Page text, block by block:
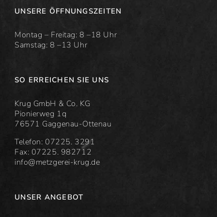
UNSERE ÖFFNUNGSZEITEN
Montag – Freitag: 8 –18 Uhr
Samstag: 8 –13 Uhr
SO ERREICHEN SIE UNS
Krug GmbH & Co. KG
Pionierweg 1q
76571 Gaggenau-Ottenau
Telefon: 07225. 3291
Fax: 07225. 982712
info@metzgerei-krug.de
UNSER ANGEBOT